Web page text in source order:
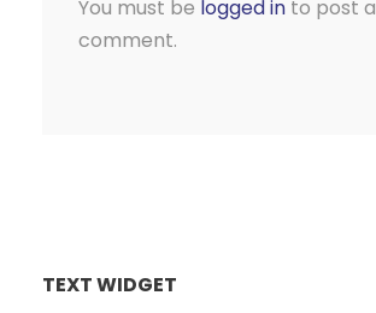
You must be logged in to post a
comment.
TEXT WIDGET